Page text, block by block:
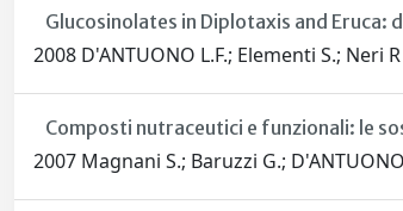
Glucosinolates in Diplotaxis and
2008 D'ANTUONO L.F.; Elementi S.; Neri R
Composti nutraceutici e funzionali: le
2007 Magnani S.; Baruzzi G.;